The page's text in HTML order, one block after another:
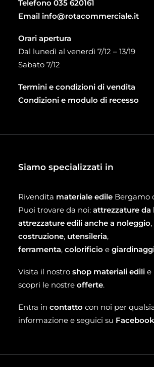
Telefono 035 620161
Email info@rotacommerciale.it
Orari apertura
Dal lunedì al venerdì 7/12 – 13/19
Sabato 7/12
Termini e condizioni di vendita
Condizioni e modulo di recesso
Siamo specializzati in
Rivendita materiale edile Bergamo
Puoi trovare da noi: attrezzature da
attrezzature edili anche a noleggio,
costruzione, utensileria,
ferramenta, colorificio e
Visita il nostro shop materiali edili e
scopri le nostre offerte.
Entra in contatto con noi per
informazione e seguici su Facebook